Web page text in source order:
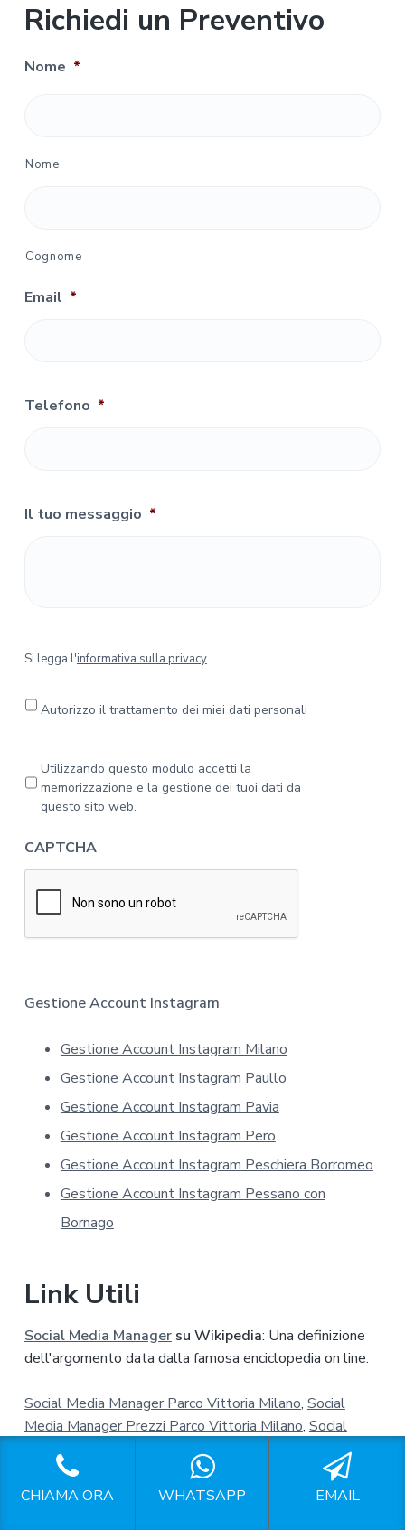
Richiedi un Preventivo
Nome *
Nome
Cognome
Email *
Telefono *
Il tuo messaggio *
S
e
l
f
o
t
a
Si legga l'informativa sulla privacy
Autorizzo il trattamento dei miei dati personali
r
c
y
*
Utilizzando questo modulo accetti la
memorizzazione e la gestione dei tuoi dati da
questo sito web.
CAPTCHA
Gestione Account Instagram
Gestione Account Instagram Milano
Gestione Account Instagram Paullo
Gestione Account Instagram Pavia
Gestione Account Instagram Pero
Gestione Account Instagram Peschiera Borromeo
Gestione Account Instagram Pessano con
Bornago
Link Utili
Social Media Managersu Wikipedia: Una definizione
dell'argomento data dalla famosa enciclopedia on line.
Social Media Manager Parco Vittoria Milano, Social
Media Manager Prezzi Parco Vittoria Milano, Social
Media Management Parco Vittoria Milano
Preventivo
Social Media Manager Parco Vittoria Milano
Esperto
Gestione Profili Social Parco Vittoria Milano
Gestione
CHIAMA ORA WHATSAPP EMAIL